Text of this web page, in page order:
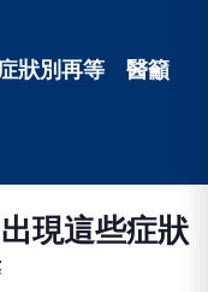
狀別再等 醫籲
現這些症狀